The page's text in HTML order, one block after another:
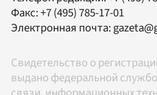
Факс:+7 (495) 785-17-01
Электронная почта:
Свидетельство о
выдано федеральной